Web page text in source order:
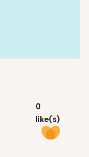
0
like(s)